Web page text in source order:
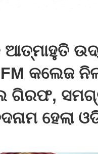
ଆତ୍ମାହୁତି
FM କଲେଜ
ଗିରଫ,
ହେଲା